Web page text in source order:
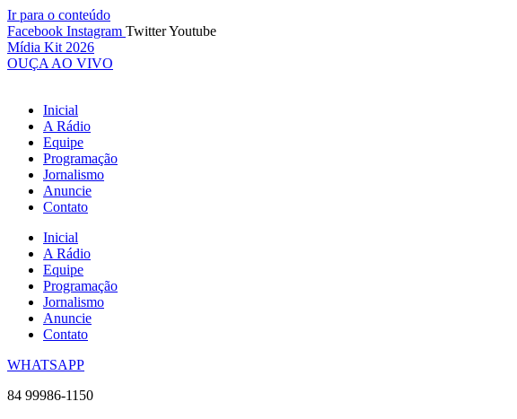
Ir para o conteúdo
Facebook Instagram TwitterYoutube
Mídia Kit 2026
OUÇA AO VIVO
Inicial
A Rádio
Equipe
Programação
Jornalismo
Anuncie
Contato
Inicial
A Rádio
Equipe
Programação
Jornalismo
Anuncie
Contato
WHATSAPP
84 99986-1150